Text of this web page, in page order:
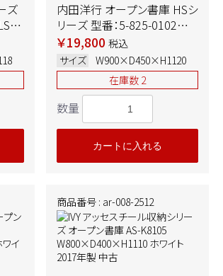
ズ
/
中
内田洋行 オープン書庫 HSシ
リーズ 型番：5-825-0102
W900×D450×H1120 天
板：ピュアホワイト/本体：オフ
ホワイト 2019年製 中古 ⑩
￥19,800 税込
サイズ
W900×D450×H1120
在庫数 2
数量
カートに入れる
商品番号 : ar-008-2512